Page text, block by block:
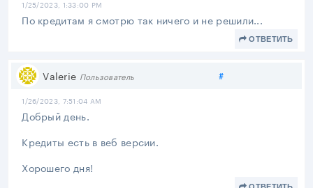
1/25/2023, 1:33:00 PM
По кредитам я смотрю так ничего и не решили...
ОТВЕТИТЬ
Valerie Пользователь #Поделиться
1/26/2023, 7:51:04 AM
Добрый день.
Кредиты есть в веб версии.
Хорошего дня!